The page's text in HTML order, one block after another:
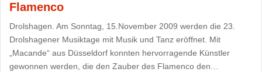
Flamenco
Drolshagen. Am Sonntag, 15.November 2009 werden die 23.
Drolshagener Musiktage mit Musik und Tanz eröffnet. Mit
„Macande“ aus Düsseldorf konnten hervorragende Künstler
gewonnen werden, die den Zauber des Flamenco den…